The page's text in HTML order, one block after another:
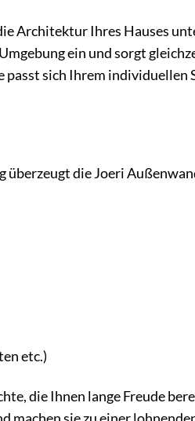
Architektur Ihres Hauses
ein und sorgt
sich Ihrem
die Joeri
etc.)
die Ihnen lange Freude